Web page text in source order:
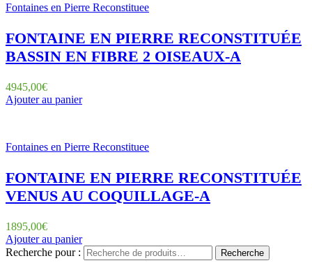
Fontaines en Pierre Reconstituee
FONTAINE EN PIERRE RECONSTITUÉE
BASSIN EN FIBRE 2 OISEAUX-A
4945,00€
Ajouter au panier
Fontaines en Pierre Reconstituee
FONTAINE EN PIERRE RECONSTITUÉE
VENUS AU COQUILLAGE-A
1895,00€
Ajouter au panier
Recherche pour :
Recherche